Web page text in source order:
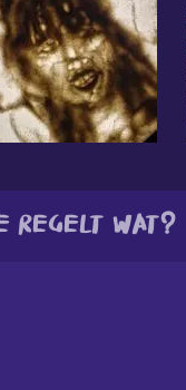
regelt wat?